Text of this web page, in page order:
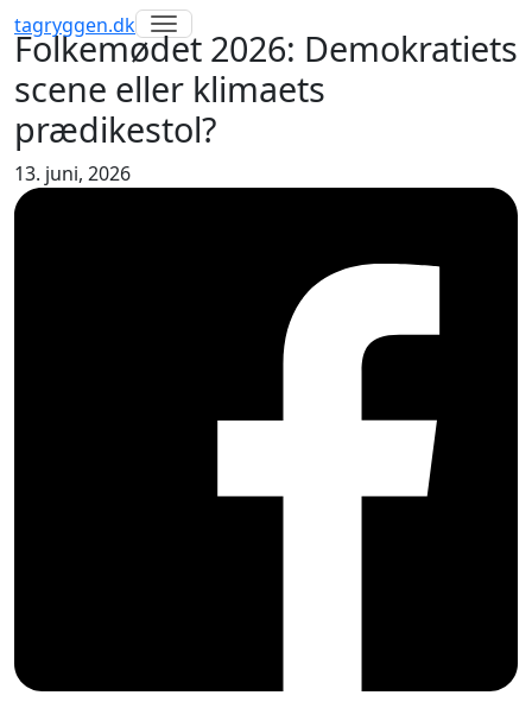
tagryggen.dk Toggle navigation
Folkemødet 2026: Demokratiets
scene eller klimaets
prædikestol?
13. juni, 2026